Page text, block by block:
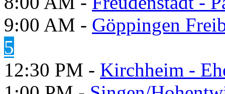
9:00 AM - Göppingen
5
12:30 PM - Kirchheim -